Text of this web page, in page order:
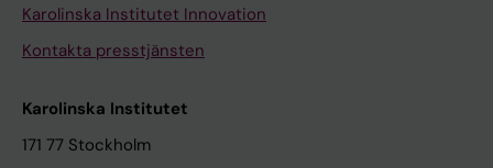
Karolinska Institutet Innovation
Kontakta presstjänsten
Karolinska Institutet
171 77 Stockholm